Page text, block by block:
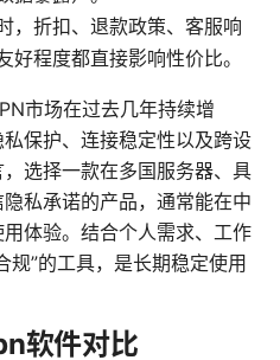
，折扣、退款政策、客服响
好程度都直接影响性价比。
市场在过去几年持续增
保护、连接稳定性以及跨设
选择一款在多国服务器、具
私承诺的产品，通常能在中
体验。结合个人需求、工作
规”的工具，是长期稳定使用
软件对比